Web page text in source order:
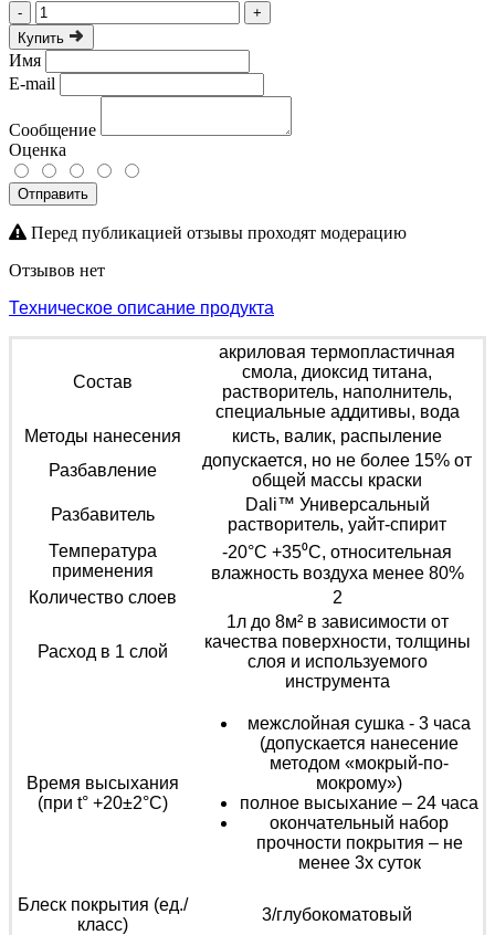
-
+
Купить
Имя
E-mail
Сообщение
Оценка
Отправить
Перед публикацией отзывы проходят модерацию
Отзывов нет
Техническое описание продукта
Состав
акриловая термопластичная
смола, диоксид титана,
растворитель, наполнитель,
специальные аддитивы, вода
Методы нанесения
кисть, валик, распыление
Разбавление
допускается, но не более 15% от
общей массы краски
Разбавитель
Dali™ Универсальный
растворитель, уайт-спирит
Температура
применения
-20°С +35⁰С, относительная
влажность воздуха менее 80%
Количество слоев
2
Расход в 1 слой
1л до 8м² в зависимости от
качества поверхности, толщины
слоя и используемого
инструмента
Время высыхания
(при t° +20±2°C)
межслойная сушка - 3 часа
(допускается нанесение
методом «мокрый-по-
мокрому»)
полное высыхание – 24 часа
окончательный набор
прочности покрытия – не
менее 3х суток
Блеск покрытия (ед./
класс)
3/глубокоматовый